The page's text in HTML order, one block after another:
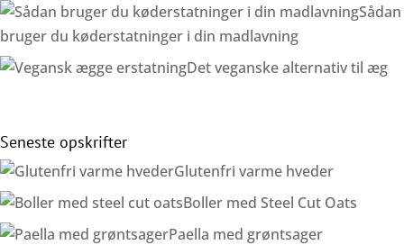
Sådan
bruger du køderstatninger i din madlavning
Det veganske alternativ til æg
Seneste opskrifter
Glutenfri varme hveder
Boller med Steel Cut Oats
Paella med grøntsager